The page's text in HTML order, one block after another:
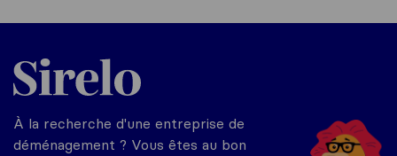
Sirelo.fr
À la recherche d'une entreprise de
déménagement ? Vous êtes au bon